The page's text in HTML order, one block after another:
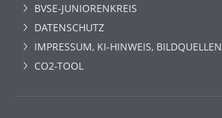
BVSE-JUNIORENKREIS
DATENSCHUTZ
IMPRESSUM, KI-HINWEIS, BILDQUELLEN
CO2-TOOL